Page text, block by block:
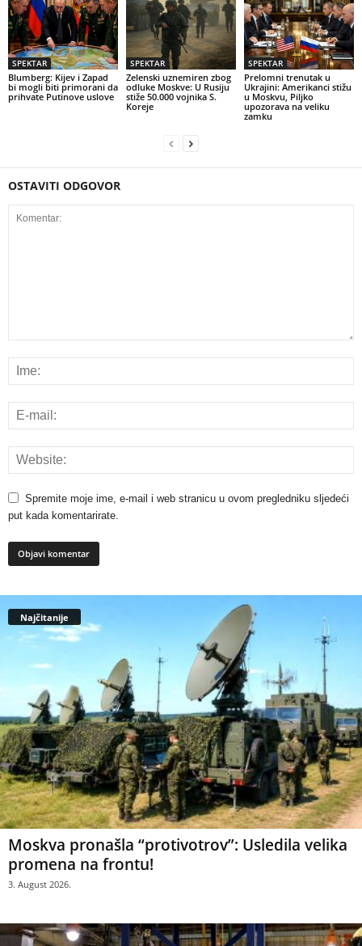
SPEKTAR
Blumberg: Kijev i Zapad
bi mogli biti primorani da
prihvate Putinove uslove
SPEKTAR
Zelenski uznemiren zbog
odluke Moskve: U Rusiju
stiže 50.000 vojnika S.
Koreje
SPEKTAR
Prelomni trenutak u
Ukrajini: Amerikanci stižu
u Moskvu, Piljko
upozorava na veliku
zamku
OSTAVITI ODGOVOR
Spremite moje ime, e-mail i web stranicu u ovom pregledniku sljedeći
put kada komentarirate.
Najčitanije
Moskva pronašla “protivotrov”: Usledila velika
promena na frontu!
3. August 2026.